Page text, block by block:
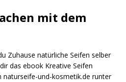
mit dem
Zuhause natürliche Seifen selber
das ebook Kreative Seifen
naturseife-und-kosmetik.de runter